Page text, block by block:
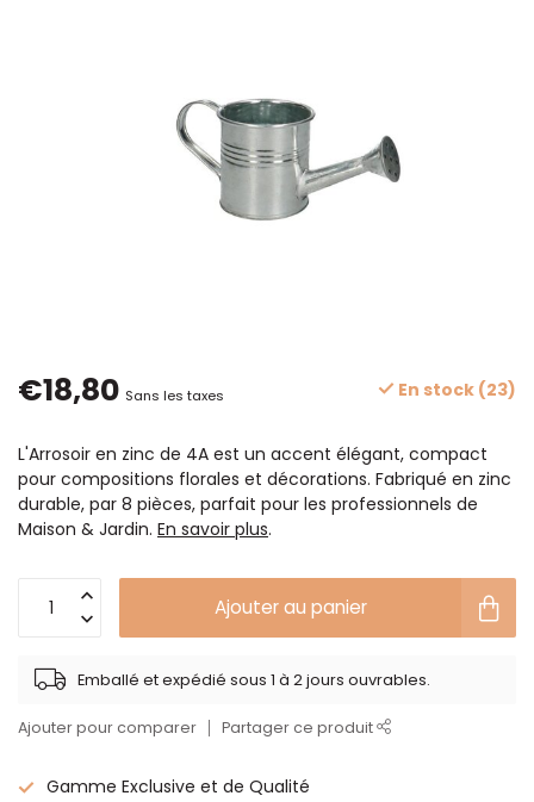
€18,80 Sans les taxes En stock (23)
L'Arrosoir en zinc de 4A est un accent élégant, compact
pour compositions florales et décorations. Fabriqué en zinc
durable, par 8 pièces, parfait pour les professionnels de
Maison & Jardin. En savoir plus.
Ajouter au panier
Emballé et expédié sous 1 à 2 jours ouvrables.
Ajouter pour comparer Partager ce produit
Gamme Exclusive et de Qualité